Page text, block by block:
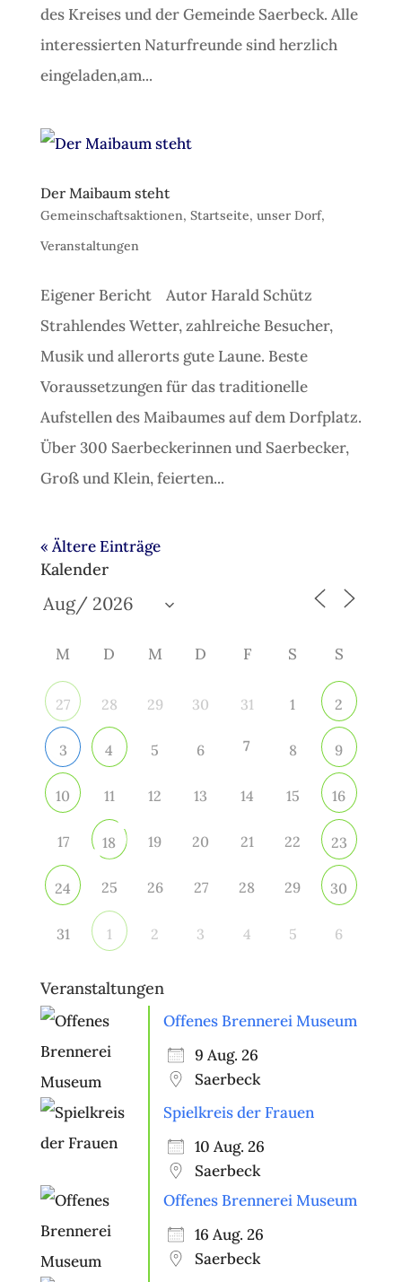
des Kreises und der Gemeinde Saerbeck. Alle
interessierten Naturfreunde sind herzlich
eingeladen,am...
Der Maibaum steht
Gemeinschaftsaktionen, Startseite, unser Dorf,
Veranstaltungen
Eigener Bericht Autor Harald Schütz
Strahlendes Wetter, zahlreiche Besucher,
Musik und allerorts gute Laune. Beste
Voraussetzungen für das traditionelle
Aufstellen des Maibaumes auf dem Dorfplatz.
Über 300 Saerbeckerinnen und Saerbecker,
Groß und Klein, feierten...
« Ältere Einträge
Kalender
M D M D F S S
27 28 29 30 31 1 2
3 4 5 6 7 8 9
10 11 12 13 14 15 16
17 18 19 20 21 22 23
24 25 26 27 28 29 30
31 1 2 3 4 5 6
Veranstaltungen
Offenes Brennerei Museum
9 Aug. 26
Saerbeck
Spielkreis der Frauen
10 Aug. 26
Saerbeck
Offenes Brennerei Museum
16 Aug. 26
Saerbeck